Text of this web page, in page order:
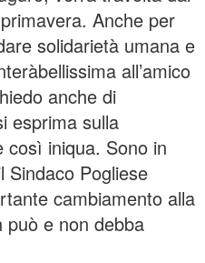
Anche per
solidarietà umana e
all’amico
anche di
esprima sulla
così iniqua. Sono in
Sindaco Pogliese
cambiamento alla
può e non debba